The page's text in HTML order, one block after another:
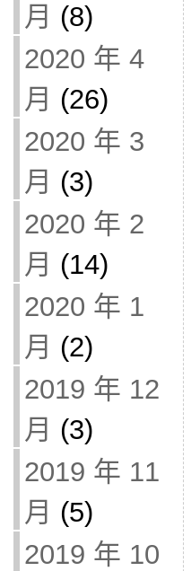
月 (8)
2020 年 4
月 (26)
2020 年 3
月 (3)
2020 年 2
月 (14)
2020 年 1
月 (2)
2019 年 12
月 (3)
2019 年 11
月 (5)
2019 年 10